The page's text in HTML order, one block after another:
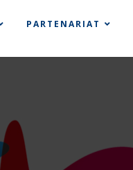
PARTENARIAT